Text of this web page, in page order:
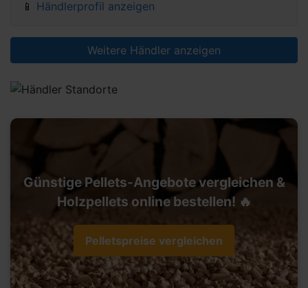
📱 Händlerprofil anzeigen
Weitere Händler anzeigen
Günstige Pellets-Angebote vergleichen &
Holzpellets online bestellen! 🔥
Pelletspreise vergleichen